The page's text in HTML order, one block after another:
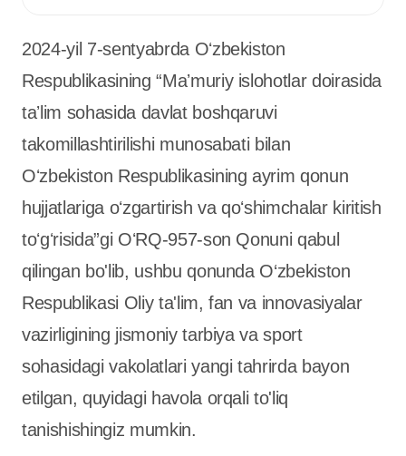
2024-yil 7-sentyabrda Oʻzbekiston
Respublikasining “Maʼmuriy islohotlar doirasida
taʼlim sohasida davlat boshqaruvi
takomillashtirilishi munosabati bilan
Oʻzbekiston Respublikasining ayrim qonun
hujjatlariga oʻzgartirish va qoʻshimchalar kiritish
toʻgʻrisida”gi OʻRQ-957-son Qonuni qabul
qilingan bo'lib, ushbu qonunda O‘zbekiston
Respublikasi Oliy ta'lim, fan va innovasiyalar
vazirligining jismoniy tarbiya va sport
sohasidagi vakolatlari yangi tahrirda bayon
etilgan, quyidagi havola orqali to'liq
tanishishingiz mumkin.